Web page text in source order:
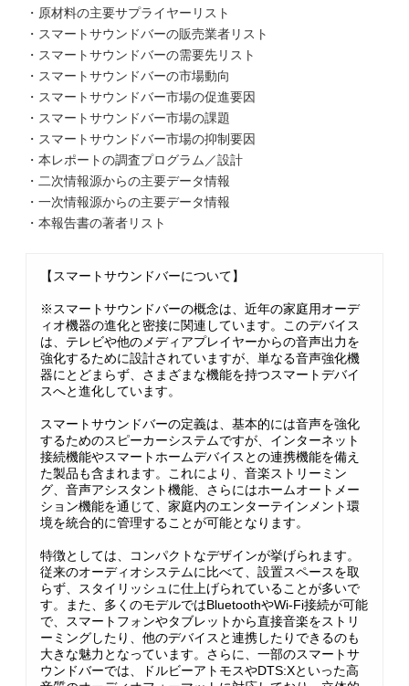
・原材料の主要サプライヤーリスト
・スマートサウンドバーの販売業者リスト
・スマートサウンドバーの需要先リスト
・スマートサウンドバーの市場動向
・スマートサウンドバー市場の促進要因
・スマートサウンドバー市場の課題
・スマートサウンドバー市場の抑制要因
・本レポートの調査プログラム／設計
・二次情報源からの主要データ情報
・一次情報源からの主要データ情報
・本報告書の著者リスト
【スマートサウンドバーについて】
※スマートサウンドバーの概念は、近年の家庭用オーデ
ィオ機器の進化と密接に関連しています。このデバイス
は、テレビや他のメディアプレイヤーからの音声出力を
強化するために設計されていますが、単なる音声強化機
器にとどまらず、さまざまな機能を持つスマートデバイ
スへと進化しています。
スマートサウンドバーの定義は、基本的には音声を強化
するためのスピーカーシステムですが、インターネット
接続機能やスマートホームデバイスとの連携機能を備え
た製品も含まれます。これにより、音楽ストリーミン
グ、音声アシスタント機能、さらにはホームオートメー
ション機能を通じて、家庭内のエンターテインメント環
境を統合的に管理することが可能となります。
特徴としては、コンパクトなデザインが挙げられます。
従来のオーディオシステムに比べて、設置スペースを取
らず、スタイリッシュに仕上げられていることが多いで
す。また、多くのモデルではBluetoothやWi-Fi接続が可能
で、スマートフォンやタブレットから直接音楽をストリ
ーミングしたり、他のデバイスと連携したりできるのも
大きな魅力となっています。さらに、一部のスマートサ
ウンドバーでは、ドルビーアトモスやDTS:Xといった高